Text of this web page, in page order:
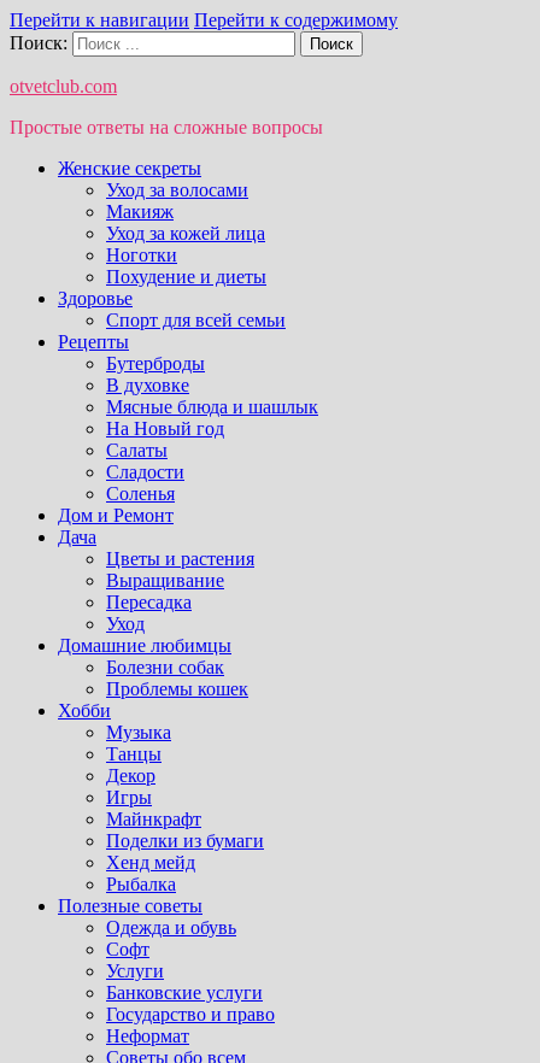
Перейти к навигации Перейти к содержимому
Поиск:
otvetclub.com
Простые ответы на сложные вопросы
Женские секреты
Уход за волосами
Макияж
Уход за кожей лица
Ноготки
Похудение и диеты
Здоровье
Спорт для всей семьи
Рецепты
Бутерброды
В духовке
Мясные блюда и шашлык
На Новый год
Салаты
Сладости
Соленья
Дом и Ремонт
Дача
Цветы и растения
Выращивание
Пересадка
Уход
Домашние любимцы
Болезни собак
Проблемы кошек
Хобби
Музыка
Танцы
Декор
Игры
Майнкрафт
Поделки из бумаги
Хенд мейд
Рыбалка
Полезные советы
Одежда и обувь
Софт
Услуги
Банковские услуги
Государство и право
Неформат
Советы обо всем